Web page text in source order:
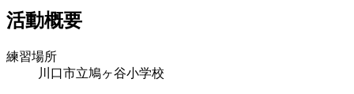
活動概要
練習場所
川口市立鳩ヶ谷小学校